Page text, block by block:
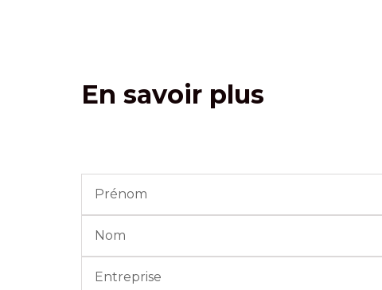
En savoir plus